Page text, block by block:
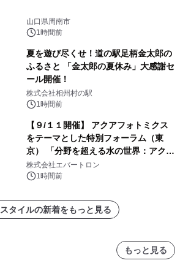
山口県周南市
1時間前
夏を遊び尽くせ！道の駅足柄金太郎の
ふるさと 「金太郎の夏休み」大感謝セ
ール開催！
株式会社相州村の駅
1時間前
【９/１１開催】 アクアフォトミクス
をテーマとした特別フォーラム（東
京） 「分野を超える水の世界：アクア
フォトミクスが切り拓く新しい科学の
地平」を開催
株式会社エバートロン
1時間前
タイルの新着をもっと見る
もっと見る